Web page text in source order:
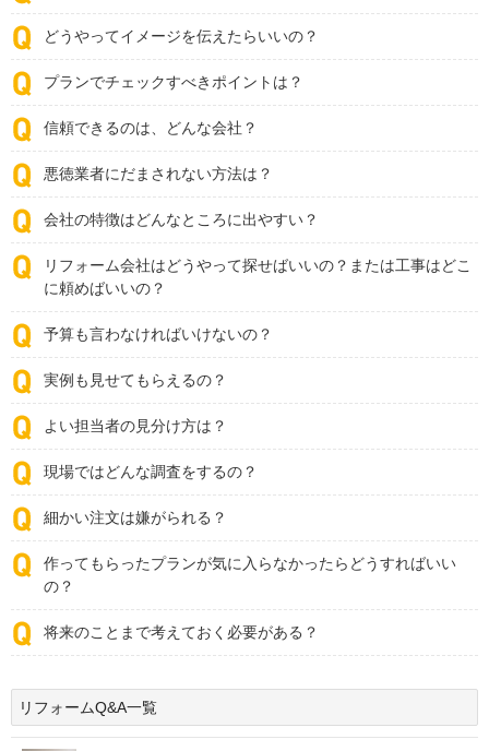
どうやってイメージを伝えたらいいの？
プランでチェックすべきポイントは？
信頼できるのは、どんな会社？
悪徳業者にだまされない方法は？
会社の特徴はどんなところに出やすい？
リフォーム会社はどうやって探せばいいの？または工事はどこ
に頼めばいいの？
予算も言わなければいけないの？
実例も見せてもらえるの？
よい担当者の見分け方は？
現場ではどんな調査をするの？
細かい注文は嫌がられる？
作ってもらったプランが気に入らなかったらどうすればいい
の？
将来のことまで考えておく必要がある？
リフォームQ&A一覧